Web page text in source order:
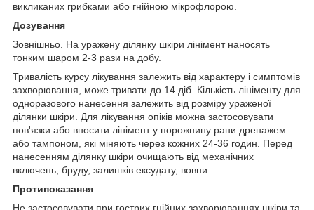
викликаних грибками або гнійною мікрофлорою.
Дозування
Зовнішньо. На уражену ділянку шкіри лінімент наносять
тонким шаром 2-3 рази на добу.
Тривалість курсу лікування залежить від характеру і симптомів
захворювання, може тривати до 14 діб. Кількість лініменту для
одноразового нанесення залежить від розміру ураженої
ділянки шкіри. Для лікування опіків можна застосовувати
пов'язки або вносити лінімент у порожнину рани дренажем
або тампоном, які міняють через кожних 24-36 годин. Перед
нанесенням ділянку шкіри очищають від механічних
включень, бруду, залишків ексудату, вовни.
Протипоказання